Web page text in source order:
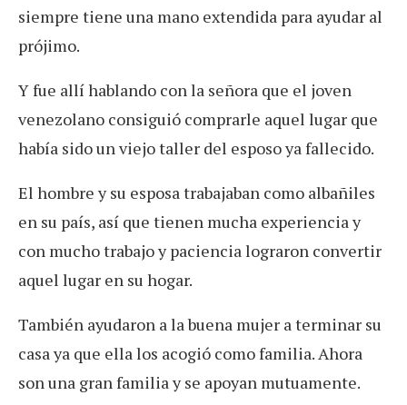
siempre tiene una mano extendida para ayudar al
prójimo.
Y fue allí hablando con la señora que el joven
venezolano consiguió comprarle aquel lugar que
había sido un viejo taller del esposo ya fallecido.
El hombre y su esposa trabajaban como albañiles
en su país, así que tienen mucha experiencia y
con mucho trabajo y paciencia lograron convertir
aquel lugar en su hogar.
También ayudaron a la buena mujer a terminar su
casa ya que ella los acogió como familia. Ahora
son una gran familia y se apoyan mutuamente.